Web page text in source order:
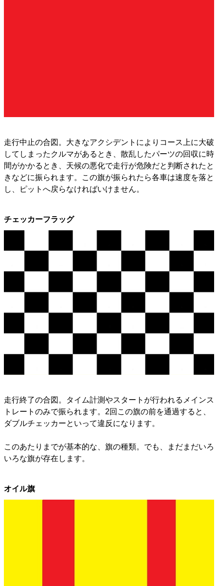
走行中止の合図。大きなアクシデントによりコース上に大破
してしまったクルマがあるとき、散乱したパーツの回収に時
間がかかるとき、天候の悪化で走行が危険だと判断されたと
きなどに振られます。この旗が振られたら各車は速度を落と
し、ピットへ戻らなければいけません。
チェッカーフラッグ
走行終了の合図。タイム計測やスタートが行われるメインス
トレートのみで振られます。2回この旗の前を通過すると、
ダブルチェッカーといって違反になります。
このあたりまでが基本的な、旗の種類。でも、まだまだいろ
いろな旗が存在します。
オイル旗